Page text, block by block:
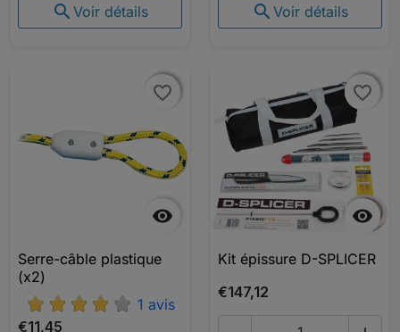
 Voir détails  Voir détails

favorite_border
favorite_border
Serre-câble plastique
(x2)
1 avis
€11,45

favorite_border
favorite_border
Kit épissure D-SPLICER
€147,12